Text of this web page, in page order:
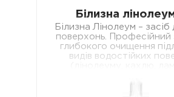
Білизна
Білизна Лінолеум – засіб
поверхонь. Професійний
глибокого очищення
видів водостійких